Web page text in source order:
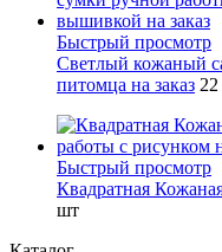
Быстрый просмотр
Светлый кожаный
питомца на заказ
Быстрый просмотр
Квадратная
шт